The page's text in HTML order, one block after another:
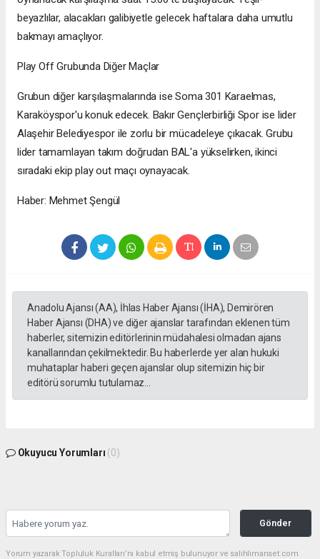
beyazlılar, alacakları galibiyetle gelecek haftalara daha umutlu
bakmayı amaçlıyor.
Play Off Grubunda Diğer Maçlar
Grubun diğer karşılaşmalarında ise Soma 301 Karaelmas,
Karaköyspor'u konuk edecek. Bakır Gençlerbirliği Spor ise lider
Alaşehir Belediyespor ile zorlu bir mücadeleye çıkacak. Grubu
lider tamamlayan takım doğrudan BAL'a yükselirken, ikinci
sıradaki ekip play out maçı oynayacak.
Haber: Mehmet Şengül
Anadolu Ajansı (AA), İhlas Haber Ajansı (İHA), Demirören
Haber Ajansı (DHA) ve diğer ajanslar tarafından eklenen tüm
haberler, sitemizin editörlerinin müdahalesi olmadan ajans
kanallarından çekilmektedir. Bu haberlerde yer alan hukuki
muhataplar haberi geçen ajanslar olup sitemizin hiç bir
editörü sorumlu tutulamaz...
Okuyucu Yorumları (0)
Gönder
Yorum yazarak Topluluk Kuralları’nı kabul etmiş bulunuyor ve salihlimanset.com